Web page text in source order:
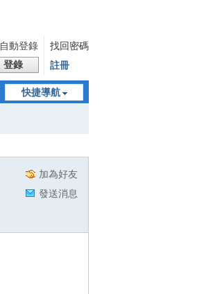
自動登錄
找回密碼
登錄 註冊
快捷導航
加為好友
發送消息